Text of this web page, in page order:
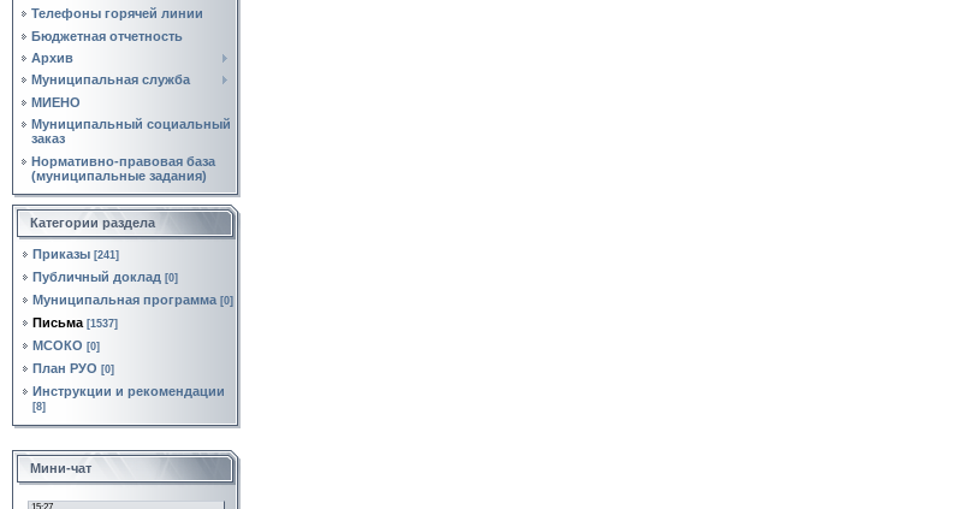
Телефоны горячей линии
Бюджетная отчетность
Архив
Муниципальная служба
МИЕНО
Муниципальный социальный
заказ
Нормативно‑правовая база
(муниципальные задания)
Категории раздела
Приказы [241]
Публичный доклад [0]
Муниципальная программа [0]
Письма [1537]
МСОКО [0]
План РУО [0]
Инструкции и рекомендации
[8]
Мини-чат